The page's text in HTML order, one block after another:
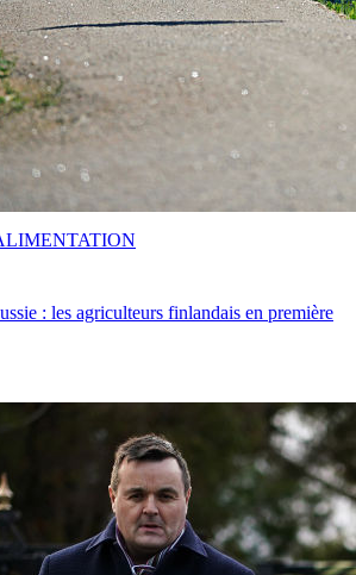
: les agriculteurs finlandais en première